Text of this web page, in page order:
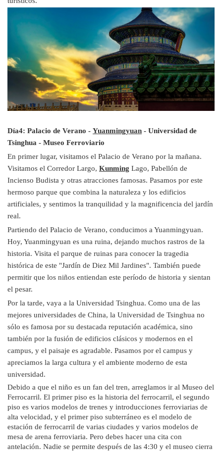
Día4: Palacio de Verano - Yuanmingyuan - Universidad de
Tsinghua - Museo Ferroviario
En primer lugar, visitamos el Palacio de Verano por la mañana.
Visitamos el Corredor Largo, Kunming Lago, Pabellón de
Incienso Budista y otras atracciones famosas. Pasamos por este
hermoso parque que combina la naturaleza y los edificios
artificiales, y sentimos la tranquilidad y la magnificencia del jardín
real.
Partiendo del Palacio de Verano, conducimos a Yuanmingyuan.
Hoy, Yuanmingyuan es una ruina, dejando muchos rastros de la
historia. Visita el parque de ruinas para conocer la tragedia
histórica de este "Jardín de Diez Mil Jardines". También puede
permitir que los niños entiendan este período de historia y sientan
el pesar.
Por la tarde, vaya a la Universidad Tsinghua. Como una de las
mejores universidades de China, la Universidad de Tsinghua no
sólo es famosa por su destacada reputación académica, sino
también por la fusión de edificios clásicos y modernos en el
campus, y el paisaje es agradable. Pasamos por el campus y
apreciamos la larga cultura y el ambiente moderno de esta
universidad.
Debido a que el niño es un fan del tren, arreglamos ir al Museo del
Ferrocarril. El primer piso es la historia del ferrocarril, el segundo
piso es varios modelos de trenes y introducciones ferroviarias de
alta velocidad, y el primer piso subterráneo es el modelo de
estación de ferrocarril de varias ciudades y varios modelos de
mesa de arena ferroviaria. Pero debes hacer una cita con
antelación. Nadie se permite después de las 4:30 y el museo cierra